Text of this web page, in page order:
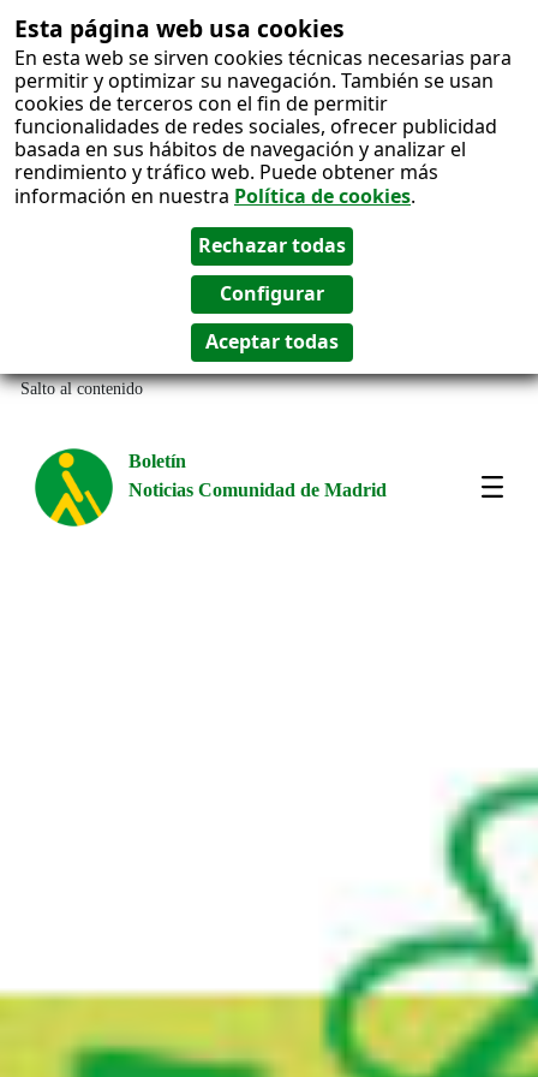
Esta página web usa cookies
En esta web se sirven cookies técnicas necesarias para
permitir y optimizar su navegación. También se usan
cookies de terceros con el fin de permitir
funcionalidades de redes sociales, ofrecer publicidad
basada en sus hábitos de navegación y analizar el
rendimiento y tráfico web. Puede obtener más
información en nuestra Política de cookies.
Salto al contenido
Boletín
Noticias Comunidad de Madrid